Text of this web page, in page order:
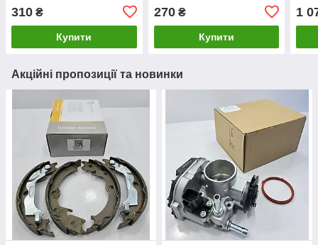
310 ₴
Купити
270₴
Купити
1
Акційні пропозиції та новинки